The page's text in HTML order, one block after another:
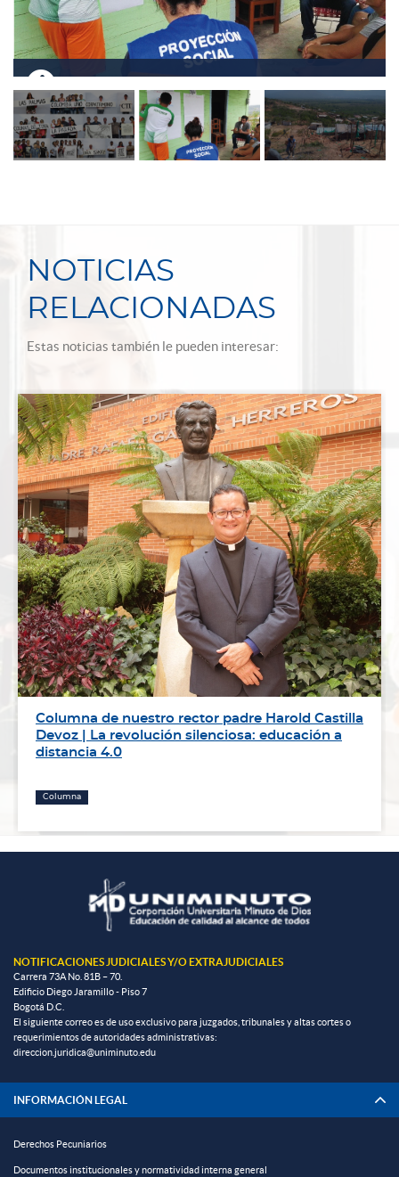
NOTICIAS
RELACIONADAS
Estas noticias también le pueden interesar:
Columna de nuestro rector padre Harold Castilla
Devoz | La revolución silenciosa: educación a
distancia 4.0
Columna
NOTIFICACIONES JUDICIALES Y/O EXTRAJUDICIALES
Carrera 73A No. 81B – 70.
Edificio Diego Jaramillo - Piso 7
Bogotá D.C.
El siguiente correo es de uso exclusivo para juzgados, tribunales y altas cortes o
requerimientos de autoridades administrativas:
direccion.juridica@uniminuto.edu
INFORMACIÓN LEGAL
Derechos Pecuniarios
Documentos institucionales y normatividad interna general